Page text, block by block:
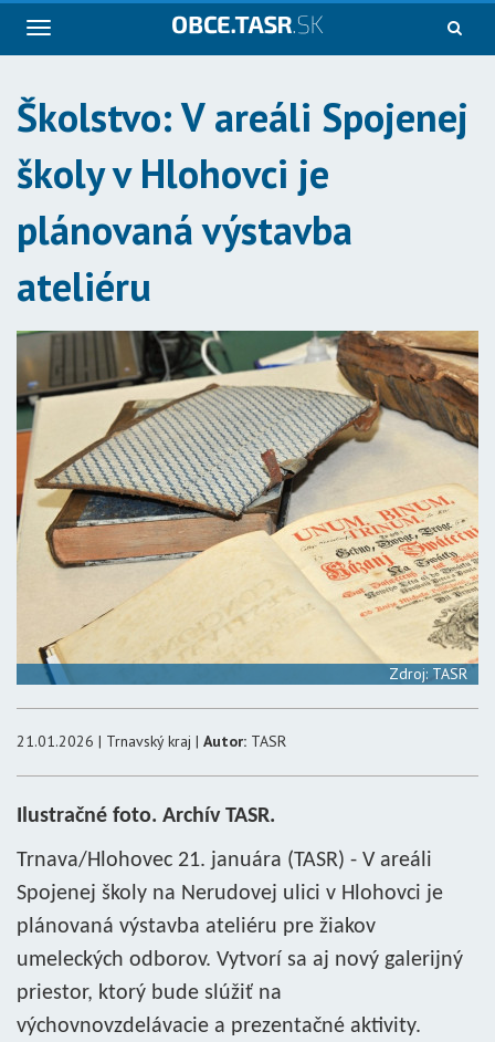
Navigácia
Školstvo: V areáli Spojenej
školy v Hlohovci je
plánovaná výstavba
ateliéru
Zdroj: TASR
21.01.2026 | Trnavský kraj | Autor: TASR
Ilustračné foto. Archív TASR.
Trnava/Hlohovec 21. januára (TASR) - V areáli
Spojenej školy na Nerudovej ulici v Hlohovci je
plánovaná výstavba ateliéru pre žiakov
umeleckých odborov. Vytvorí sa aj nový galerijný
priestor, ktorý bude slúžiť na
výchovnovzdelávacie a prezentačné aktivity.